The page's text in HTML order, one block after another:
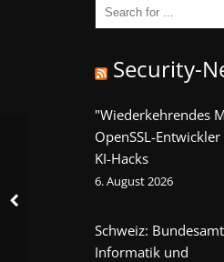
Security-
"Wiederkehrendes
OpenSSL-
KI-Hacks
6. August 2026
Schweiz:
Informatik und